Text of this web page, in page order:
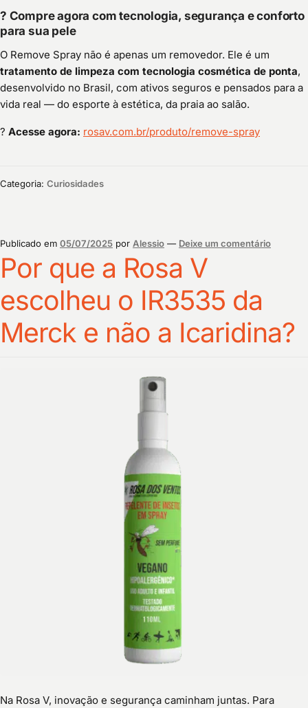
?️ Compre agora com tecnologia, segurança e conforto
para sua pele
O Remove Spray não é apenas um removedor. Ele é um
tratamento de limpeza com tecnologia cosmética de ponta,
desenvolvido no Brasil, com ativos seguros e pensados para a
vida real — do esporte à estética, da praia ao salão.
? Acesse agora: rosav.com.br/produto/remove-spray
Categoria: Curiosidades
Publicado em 05/07/2025 por Alessio — Deixe um comentário
Por que a Rosa V
escolheu o IR3535 da
Merck e não a Icaridina?
Na Rosa V, inovação e segurança caminham juntas. Para